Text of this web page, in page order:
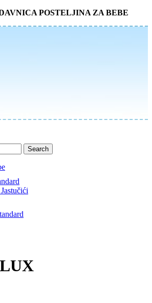
POSTELJINA ZA BEBE
Search